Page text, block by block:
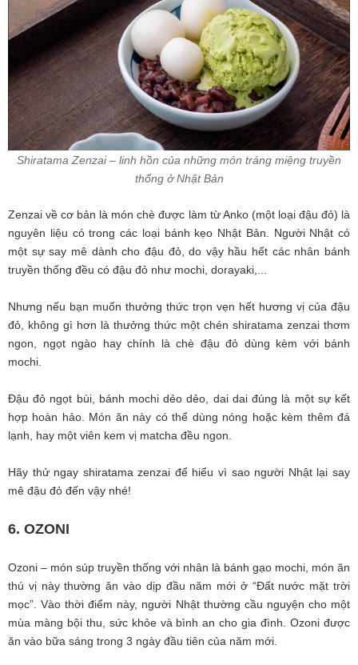
Shiratama Zenzai – linh hồn của những món tráng miệng truyền
thống ở Nhật Bản
Zenzai về cơ bản là món chè được làm từ Anko (một loại đậu đỏ) là
nguyên liệu có trong các loại bánh kẹo Nhật Bản. Người Nhật có
một sự say mê dành cho đậu đỏ, do vậy hầu hết các nhân bánh
truyền thống đều có đậu đỏ như mochi, dorayaki,...
Nhưng nếu bạn muốn thưởng thức trọn vẹn hết hương vị của đậu
đỏ, không gì hơn là thưởng thức một chén shiratama zenzai thơm
ngon, ngọt ngào hay chính là chè đậu đỏ dùng kèm với bánh
mochi.
Đậu đỏ ngọt bùi, bánh mochi dẻo dẻo, dai dai đúng là một sự kết
hợp hoàn hảo. Món ăn này có thể dùng nóng hoặc kèm thêm đá
lạnh, hay một viên kem vị matcha đều ngon.
Hãy thử ngay shiratama zenzai để hiểu vì sao người Nhật lại say
mê đậu đỏ đến vậy nhé!
6. OZONI
Ozoni – món súp truyền thống với nhân là bánh gạo mochi, món ăn
thú vị này thường ăn vào dịp đầu năm mới ở “Đất nước mặt trời
mọc”. Vào thời điểm này, người Nhật thường cầu nguyện cho một
mùa màng bội thu, sức khỏe và bình an cho gia đình. Ozoni được
ăn vào bữa sáng trong 3 ngày đầu tiên của năm mới.